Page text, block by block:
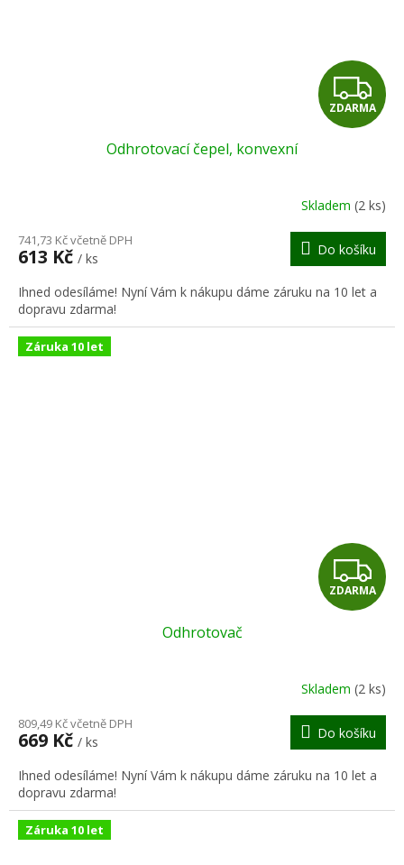
Z
D
R
M
A
ZDARMA
Odhrotovací čepel, konvexní
Skladem (2 ks)
741,73 Kč včetně DPH
613 Kč / ks
Do košíku
Ihned odesíláme! Nyní Vám k nákupu dáme záruku na 10 let a
dopravu zdarma!
Záruka 10 let
Z
D
R
M
A
ZDARMA
Odhrotovač
Skladem (2 ks)
809,49 Kč včetně DPH
669 Kč / ks
Do košíku
Ihned odesíláme! Nyní Vám k nákupu dáme záruku na 10 let a
dopravu zdarma!
Záruka 10 let